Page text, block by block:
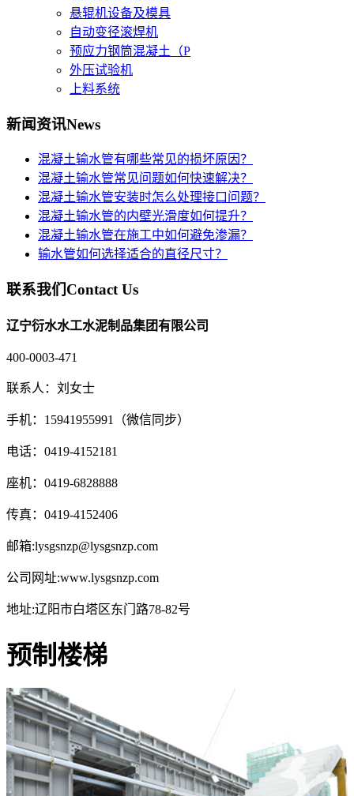
悬辊机设备及模具
自动变径滚焊机
预应力钢筒混凝土（P
外压试验机
上料系统
新闻资讯News
混凝土输水管有哪些常见的损坏原因？
混凝土输水管常见问题如何快速解决？
混凝土输水管安装时怎么处理接口问题？
混凝土输水管的内壁光滑度如何提升？
混凝土输水管在施工中如何避免渗漏？
输水管如何选择适合的直径尺寸？
联系我们Contact Us
辽宁衍水水工水泥制品集团有限公司
400-0003-471
联系人：刘女士
手机：15941955991（微信同步）
电话：0419-4152181
座机：0419-6828888
传真：0419-4152406
邮箱:lysgsnzp@lysgsnzp.com
公司网址:www.lysgsnzp.com
地址:辽阳市白塔区东门路78-82号
预制楼梯